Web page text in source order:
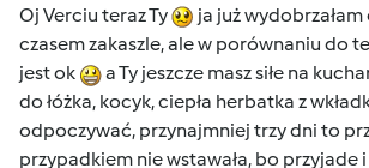
Oj Verciu teraz Ty
ja już
czasem zakaszle, ale w porównaniu do
jest ok
a Ty jeszcze masz siłe na
do łóżka, kocyk, ciepła herbatka z
odpoczywać, przynajmniej trzy dni to
przypadkiem nie wstawała, bo przyjade